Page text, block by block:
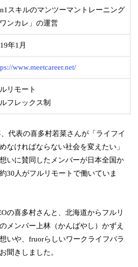
スキルのマンツーマントレーニング
ワンカレ」の運営
年1月
www.meetcareer.net/
リモート
フレックス制
代表の喜多村若菜さんが「ライフイ
なければならない社会を変えたい」
いに賛同したメンバーが日本全国か
30人がフルリモートで働いていま
の喜多村さんと、北海道からフルリ
メンバー上林（かんばやし）かずえ
いや、fruorらしいワークライフバラ
聞きしました。